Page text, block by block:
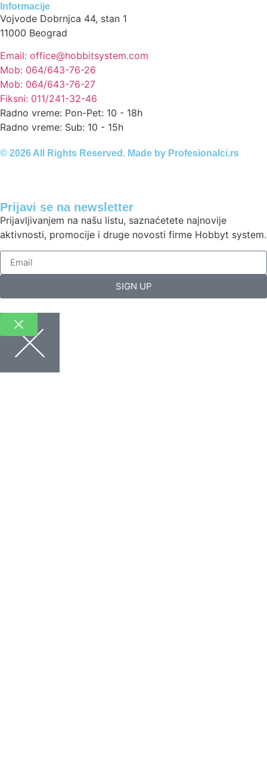
Informacije
Vojvode Dobrnjca 44, stan 1
11000 Beograd
Email: office@hobbitsystem.com
Mob: 064/643-76-26
Mob: 064/643-76-27
Fiksni: 011/241-32-46
Radno vreme: Pon-Pet: 10 - 18h
Radno vreme: Sub: 10 - 15h
© 2026 All Rights Reserved. Made by Profesionalci.rs
Prijavi se na newsletter
Prijavljivanjem na našu listu, saznaćetete najnovije
aktivnosti, promocije i druge novosti firme Hobbyt system.
SIGN UP